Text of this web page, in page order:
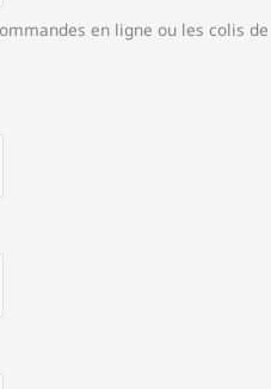
en ligne ou les colis de